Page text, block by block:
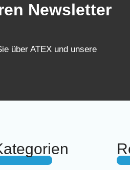
Newsletter
über ATEX und unsere